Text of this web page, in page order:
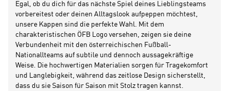
Egal, ob du dich für das nächste Spiel deines Lieblingsteams
vorbereitest oder deinen Alltagslook aufpeppen möchtest,
unsere Kappen sind die perfekte Wahl. Mit dem
charakteristischen ÖFB Logo versehen, zeigen sie deine
Verbundenheit mit den österreichischen Fußball-
Nationallteams auf subtile und dennoch aussagekräftige
Weise. Die hochwertigen Materialien sorgen für Tragekomfort
und Langlebigkeit, während das zeitlose Design sicherstellt,
dass du sie Saison für Saison mit Stolz tragen kannst.